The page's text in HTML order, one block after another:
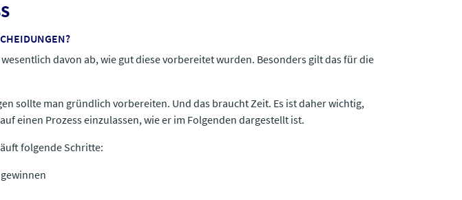
davon ab, wie gut diese vorbereitet wurden. Besonders gilt das für die
sollte man gründlich vorbereiten. Und das braucht Zeit. Es ist daher wichtig,
einen Prozess einzulassen, wie er im Folgenden dargestellt ist.
folgende Schritte: